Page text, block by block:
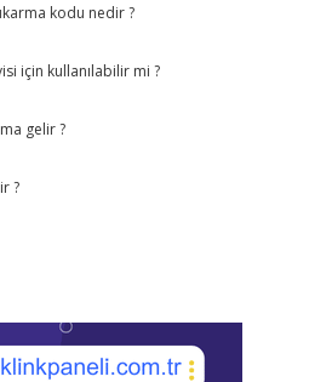
kodu nedir ?
için kullanılabilir mi ?
gelir ?
?